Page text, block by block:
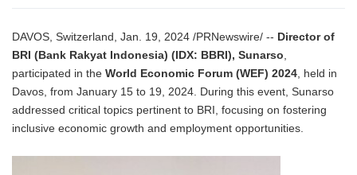
DAVOS, Switzerland, Jan. 19, 2024 /PRNewswire/ -- Director of
BRI (Bank Rakyat Indonesia) (IDX: BBRI), Sunarso,
participated in the World Economic Forum (WEF) 2024, held in
Davos, from January 15 to 19, 2024. During this event, Sunarso
addressed critical topics pertinent to BRI, focusing on fostering
inclusive economic growth and employment opportunities.